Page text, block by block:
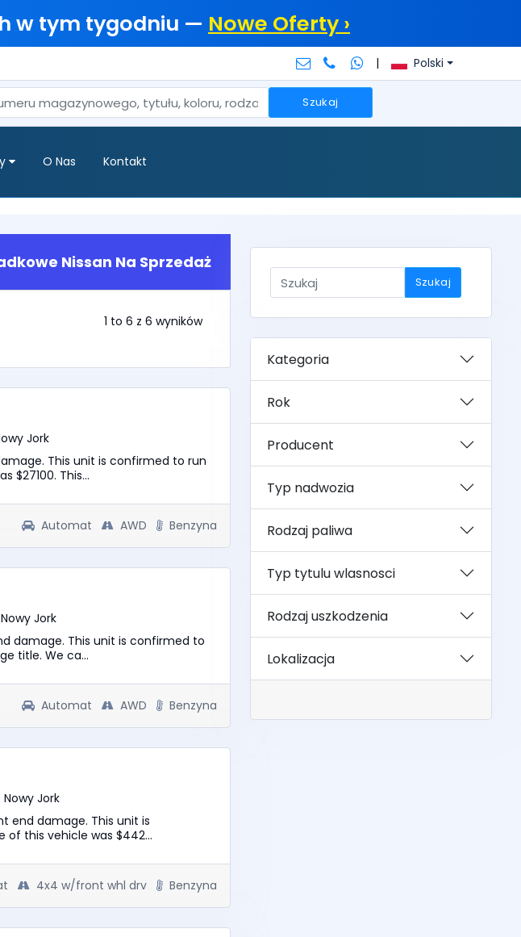
w tym tygodniu — Nowe Oferty ›
| Polski
Szukaj
O Nas Kontakt
Nissan Na Sprzedaż
1 to 6 z 6 wyników
Jork
This unit is confirmed to run
$27100. This...
Automat AWD Benzyna
Nowy Jork
damage. This unit is confirmed to
title. We ca...
Automat AWD Benzyna
Nowy Jork
end damage. This unit is
this vehicle was $442...
4x4 w/front whl drv Benzyna
Szukaj
Kategoria
Rok
Producent
Typ nadwozia
Rodzaj paliwa
Typ tytulu wlasnosci
Rodzaj uszkodzenia
Lokalizacja